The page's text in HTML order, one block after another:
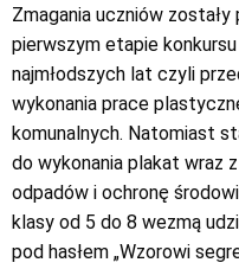
Zmagania uczniów
pierwszym etapie
najmłodszych lat czyli
wykonania prace
komunalnych. Natomiast
do wykonania plakat wraz
odpadów i ochronę
klasy od 5 do 8 wezmą
pod hasłem „Wzorowi